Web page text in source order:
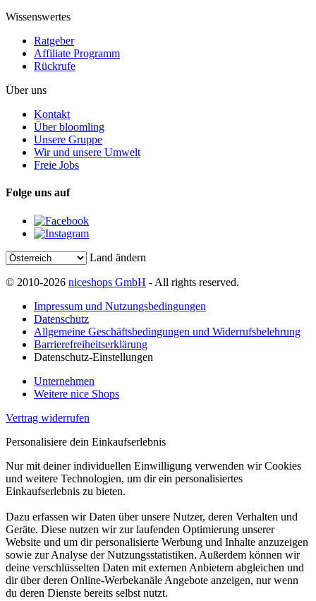
Wissenswertes
Ratgeber
Affiliate Programm
Rückrufe
Über uns
Kontakt
Über bloomling
Unsere Gruppe
Wir und unsere Umwelt
Freie Jobs
Folge uns auf
Land ändern
© 2010-2026 niceshops GmbH - All rights reserved.
Impressum und Nutzungsbedingungen
Datenschutz
Allgemeine Geschäftsbedingungen und Widerrufsbelehrung
Barrierefreiheitserklärung
Datenschutz-Einstellungen
Unternehmen
Weitere nice Shops
Vertrag widerrufen
Personalisiere dein Einkaufserlebnis
Nur mit deiner individuellen Einwilligung verwenden wir Cookies
und weitere Technologien, um dir ein personalisiertes
Einkaufserlebnis zu bieten.
Dazu erfassen wir Daten über unsere Nutzer, deren Verhalten und
Geräte. Diese nutzen wir zur laufenden Optimierung unserer
Website und um dir personalisierte Werbung und Inhalte anzuzeigen
sowie zur Analyse der Nutzungsstatistiken. Außerdem können wir
deine verschlüsselten Daten mit externen Anbietern abgleichen und
dir über deren Online-Werbekanäle Angebote anzeigen, nur wenn
du deren Dienste bereits selbst nutzt.